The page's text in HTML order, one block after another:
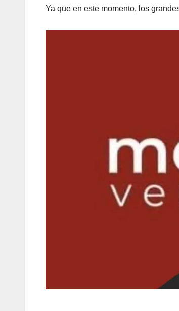
Ya que en este momento, los